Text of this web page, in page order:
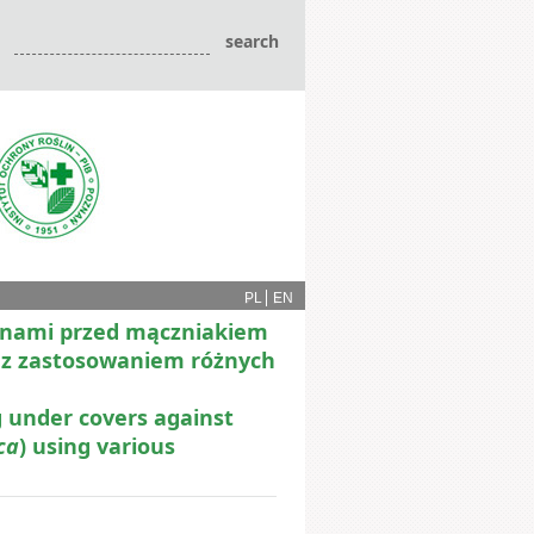
PL EN
przed mączniakiem
zastosowaniem różnych
covers against
) using various